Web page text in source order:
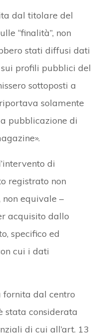
dal titolare del
“finalità”, non
stati diffusi dati
profili pubblici del
sottoposti a
solamente
pubblicazione di
di
registrato non
non equivale –
acquisito dallo
specifico ed
cui i dati
fornita dal centro
stata considerata
di cui all’art. 13